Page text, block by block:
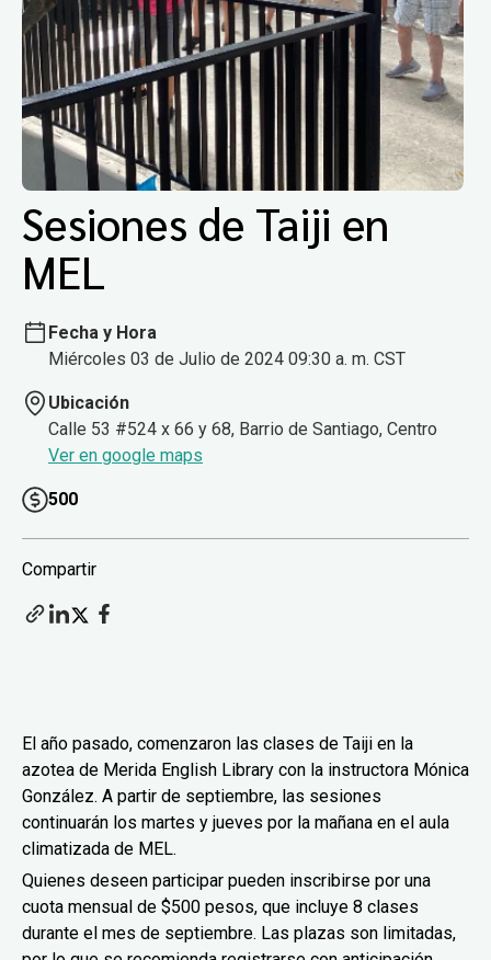
Sesiones de Taiji en
MEL
Fecha y Hora
Miércoles 03 de Julio de 2024 09:30 a. m. CST
Ubicación
Calle 53 #524 x 66 y 68, Barrio de Santiago, Centro
Ver en google maps
500
Compartir
El año pasado, comenzaron las clases de Taiji en la
azotea de Merida English Library con la instructora Mónica
González. A partir de septiembre, las sesiones
continuarán los martes y jueves por la mañana en el aula
climatizada de MEL.
Quienes deseen participar pueden inscribirse por una
cuota mensual de $500 pesos, que incluye 8 clases
durante el mes de septiembre. Las plazas son limitadas,